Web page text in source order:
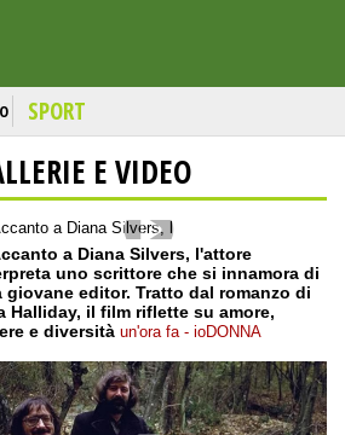
SPORT
E VIDEO
a Diana Silvers, l'attore
uno scrittore che si innamora di
giovane editor. Tratto dal romanzo di
Halliday, il film riflette su amore,
e diversità un'ora fa - ioDONNA